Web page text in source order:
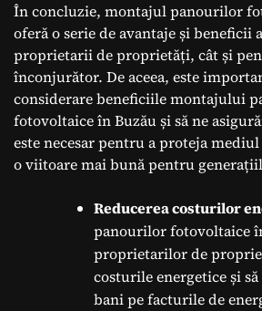
În concluzie, montajul panourilor
oferă o serie de avantaje și beneficii
proprietarii de proprietăți, cât și
înconjurător. De aceea, este
considerare beneficiile montajului
fotovoltaice în Buzău și să ne
este necesar pentru a proteja
o viitoare mai bună pentru
Reducerea costurilor
panourilor fotovoltaice
proprietarilor de
costurile energetice și să
bani pe facturile de